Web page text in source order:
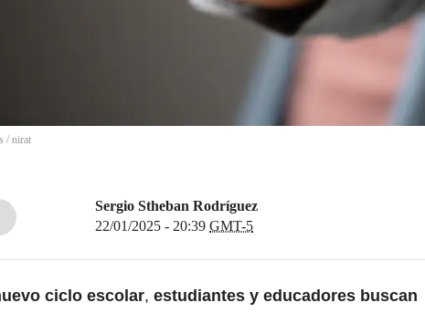
/ nirat
Sergio Stheban Rodríguez
22/01/2025 - 20:39 GMT-5
ciclo escolar, estudiantes y educadores buscan